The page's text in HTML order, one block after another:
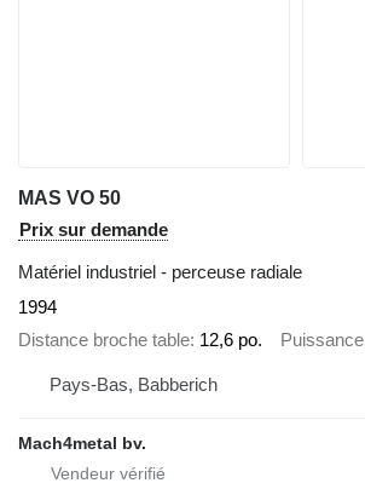
MAS VO 50
Prix sur demande
Matériel industriel - perceuse radiale
1994
Distance broche table 12,6 po. Puissance
Pays-Bas, Babberich
Mach4metal bv.